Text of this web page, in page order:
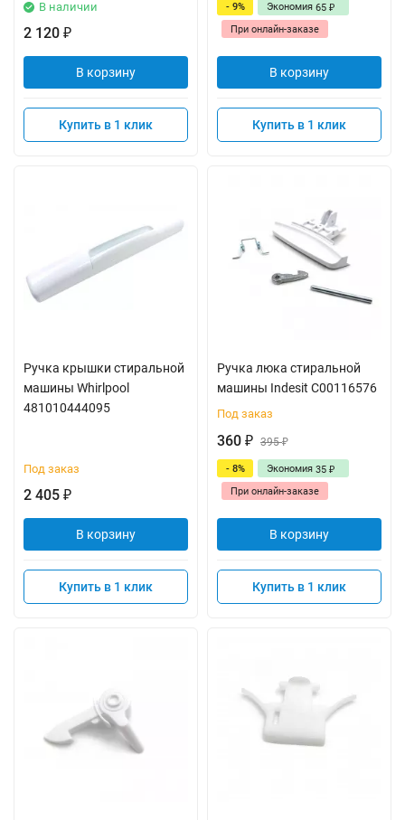
В наличии
2 120 ₽
В корзину
Купить в 1 клик
- 9% Экономия 65 ₽
При онлайн-заказе
В корзину
Купить в 1 клик
Ручка крышки стиральной
машины Whirlpool
481010444095
Под заказ
2 405 ₽
В корзину
Купить в 1 клик
Ручка люка стиральной
машины Indesit C00116576
Под заказ
360 ₽ 395₽
- 8% Экономия 35 ₽
При онлайн-заказе
В корзину
Купить в 1 клик